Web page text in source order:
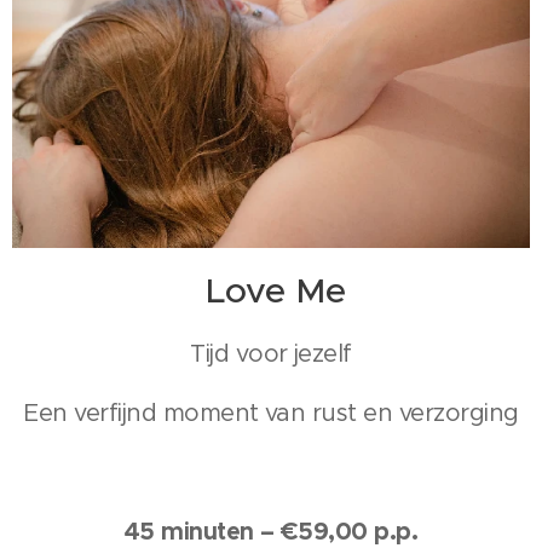
Love Me
Tijd voor jezelf
Een verfijnd moment van rust en verzorging
45 minuten – €59,00 p.p.